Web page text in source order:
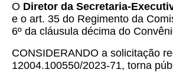
O Diretor da Secretaria-
e o art. 35 do Regimento da
6º da cláusula décima do
CONSIDERANDO a solicitação
12004.100550/2023-71, torna